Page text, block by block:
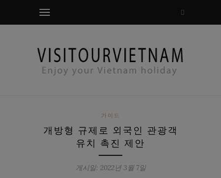
가이드
개방형 규제로 외국인 관광객
유치 촉진 제안
게시일: 2022년 3월 7일